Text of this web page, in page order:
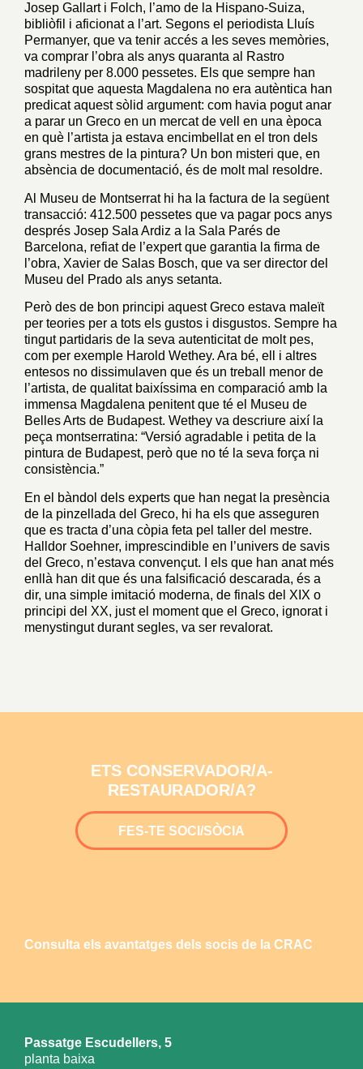
Josep Gallart i Folch, l’amo de la Hispano-Suiza,
bibliòfil i aficionat a l’art. Segons el periodista Lluís
Permanyer, que va tenir accés a les seves memòries,
va comprar l’obra als anys quaranta al Rastro
madrileny per 8.000 pessetes. Els que sempre han
sospitat que aquesta Magdalena no era autèntica han
predicat aquest sòlid argument: com havia pogut anar
a parar un Greco en un mercat de vell en una època
en què l’artista ja estava encimbellat en el tron dels
grans mestres de la pintura? Un bon misteri que, en
absència de documentació, és de molt mal resoldre.
Al Museu de Montserrat hi ha la factura de la següent
transacció: 412.500 pessetes que va pagar pocs anys
després Josep Sala Ardiz a la Sala Parés de
Barcelona, refiat de l’expert que garantia la firma de
l’obra, Xavier de Salas Bosch, que va ser director del
Museu del Prado als anys setanta.
Però des de bon principi aquest Greco estava maleït
per teories per a tots els gustos i disgustos. Sempre ha
tingut partidaris de la seva autenticitat de molt pes,
com per exemple Harold Wethey. Ara bé, ell i altres
entesos no dissimulaven que és un treball menor de
l’artista, de qualitat baixíssima en comparació amb la
immensa Magdalena penitent que té el Museu de
Belles Arts de Budapest. Wethey va descriure així la
peça montserratina: “Versió agradable i petita de la
pintura de Budapest, però que no té la seva força ni
consistència.”
En el bàndol dels experts que han negat la presència
de la pinzellada del Greco, hi ha els que asseguren
que es tracta d’una còpia feta pel taller del mestre.
Halldor Soehner, imprescindible en l’univers de savis
del Greco, n’estava convençut. I els que han anat més
enllà han dit que és una falsificació descarada, és a
dir, una simple imitació moderna, de finals del XIX o
principi del XX, just el moment que el Greco, ignorat i
menystingut durant segles, va ser revalorat.
ETS CONSERVADOR/A-
RESTAURADOR/A?
FES-TE SOCI/SÒCIA
Consulta els avantatges dels socis de la CRAC
Passatge Escudellers, 5
planta baixa